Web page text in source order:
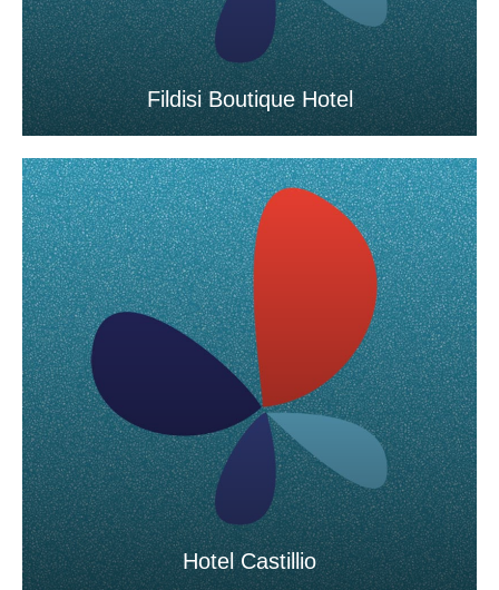
Fildisi Boutique Hotel
Hotel Castillio